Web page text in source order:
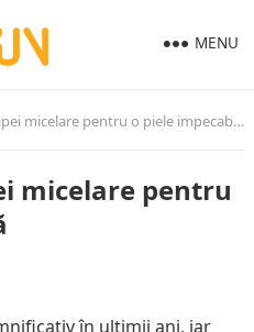
MENU
micelare pentru o piele impecabilă
micelare pentru
în ultimii ani, iar